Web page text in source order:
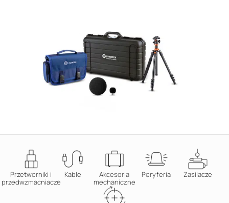
Przetworniki i
przedwzmacniacze
Kable
Akcesoria
mechaniczne
Peryferia Zasilacze